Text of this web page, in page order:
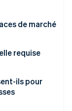
de marché
requise
ils pour